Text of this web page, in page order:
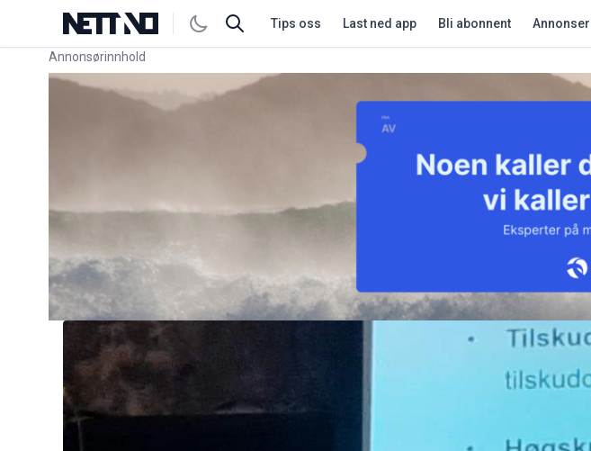
Tips oss Last ned app Bli abonnent
Annonsørinnhold
Link for annonse